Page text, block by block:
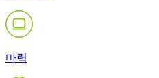
마력